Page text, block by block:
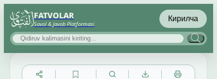
FATVOLAR
Savol & Javob Platformasi
Кирилча